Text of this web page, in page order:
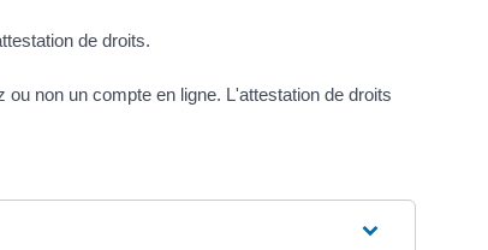
de droits.
non un compte en ligne. L'attestation de droits